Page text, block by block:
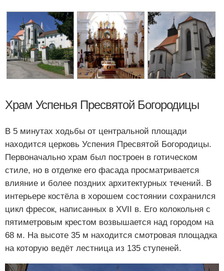
Храм Успенья Пресвятой Богородицы
В 5 минутах ходьбы от центральной площади
находится церковь Успения Пресвятой Богородицы.
Первоначально храм был построен в готическом
стиле, но в отделке его фасада просматривается
влияние и более поздних архитектурных течений. В
интерьере костёла в хорошем состоянии сохранился
цикл фресок, написанных в XVII в. Его колокольня с
пятиметровым крестом возвышается над городом на
68 м. На высоте 35 м находится смотровая площадка
на которую ведёт лестница из 135 ступеней.